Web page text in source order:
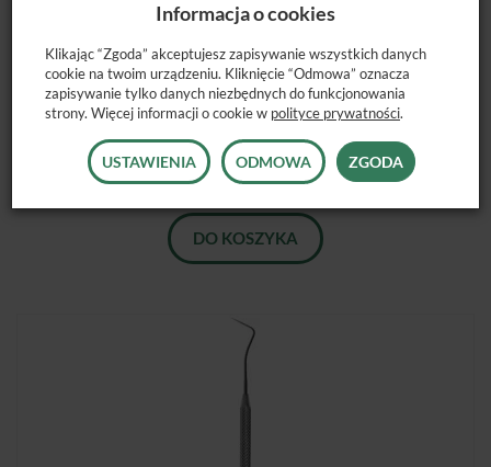
ZGŁĘBNIK POL-INTECH ZG-4
15,50 zł
DO KOSZYKA
Informacja o cookies
Klikając “Zgoda” akceptujesz zapisywanie wszystkich danych
cookie na twoim urządzeniu. Kliknięcie “Odmowa” oznacza
zapisywanie tylko danych niezbędnych do funkcjonowania
strony. Więcej informacji o cookie w polityce prywatności.
USTAWIENIA ODMOWA ZGODA